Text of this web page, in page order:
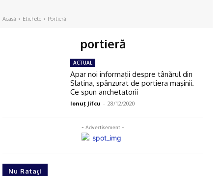
Acasă Etichete Portieră
portieră
- Advertisement -
Nu Rataţi
ACTUAL
Apar noi informaţii despre tânărul din
Slatina, spânzurat de portiera maşinii.
Ce spun anchetatorii
Ionuţ Jifcu - 28/12/2020